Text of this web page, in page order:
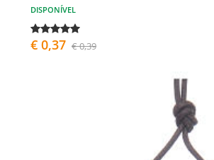
DISPONÍVEL
€ 0,37 € 0,39